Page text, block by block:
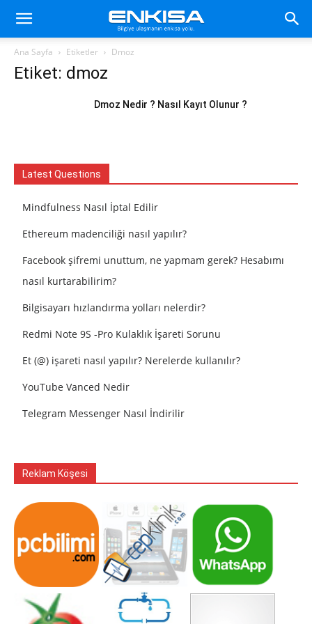
Ana Sayfa Etiketler Dmoz
Etiket: dmoz
Dmoz Nedir ? Nasıl Kayıt Olunur ?
Latest Questions
Mindfulness Nasıl İptal Edilir
Ethereum madenciliği nasıl yapılır?
Facebook şifremi unuttum, ne yapmam gerek? Hesabımı
nasıl kurtarabilirim?
Bilgisayarı hızlandırma yolları nelerdir?
Redmi Note 9S -Pro Kulaklık İşareti Sorunu
Et (@) işareti nasıl yapılır? Nerelerde kullanılır?
YouTube Vanced Nedir
Telegram Messenger Nasıl İndirilir
Reklam Köşesi